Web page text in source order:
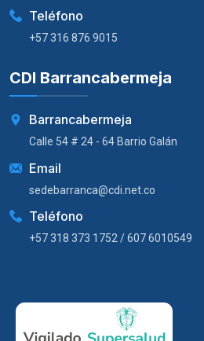
Teléfono
+57 316 876 9015
CDI Barrancabermeja
Barrancabermeja
Calle 54 # 24 - 64 Barrio Galán
Email
sedebarranca@cdi.net.co
Teléfono
+57 318 373 1752 / 607 6010549